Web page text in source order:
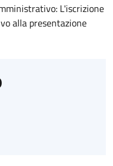
L'iscrizione
alla presentazione